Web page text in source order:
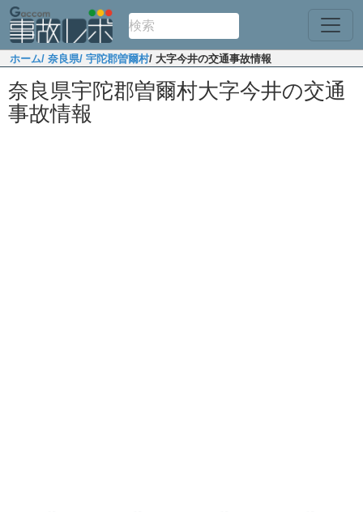
ホーム/ 奈良県/ 宇陀郡曽爾村/ 大字今井の交通事故情報
奈良県宇陀郡曽爾村大字今井の交通
事故情報